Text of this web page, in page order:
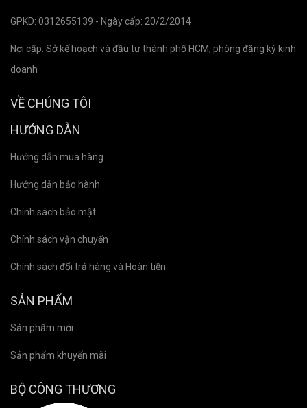
GPKD: 0312655139 - Ngày cấp: 20/2/2014
Nơi cấp: Sở kế hoạch và đầu tư thành phố HCM, phòng đăng ký kinh
doanh
VỀ CHÚNG TÔI
HƯỚNG DẪN
Hướng dẫn mua hàng
Hướng dẫn bảo hành
Chính sách bảo mật
Chính sách vận chuyển
Chính sách đổi trả hàng và Hoàn tiền
SẢN PHẨM
Sản phẩm mới
Sản phẩm khuyến mãi
BỘ CÔNG THƯƠNG